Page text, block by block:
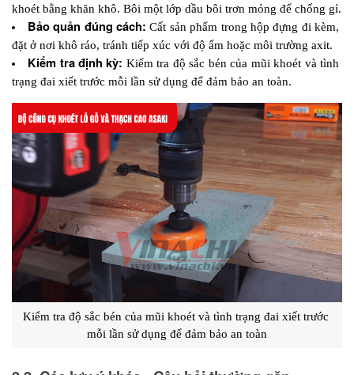
khoét bằng khăn khô. Bôi một lớp dầu bôi trơn mỏng để chống gỉ.
Bảo quản đúng cách: Cất sản phẩm trong hộp đựng đi kèm,
đặt ở nơi khô ráo, tránh tiếp xúc với độ ẩm hoặc môi trường axit.
Kiểm tra định kỳ: Kiểm tra độ sắc bén của mũi khoét và tình
trạng đai xiết trước mỗi lần sử dụng để đảm bảo an toàn.
Kiểm tra độ sắc bén của mũi khoét và tình trạng đai xiết trước
mỗi lần sử dụng để đảm bảo an toàn